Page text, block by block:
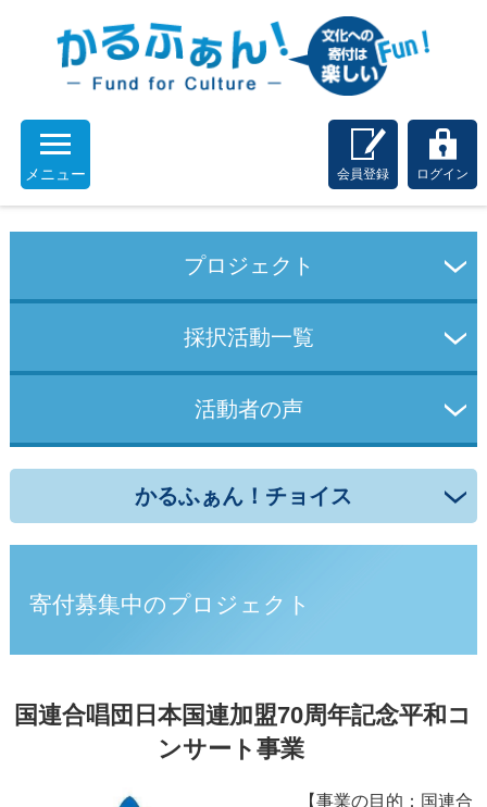
メニュー 会員登録 ログイン
プロジェクト
採択活動一覧
活動者の声
かるふぁん！チョイス
寄付募集中のプロジェクト
国連合唱団日本国連加盟70周年記念平和コ
ンサート事業
【事業の目的：国連合